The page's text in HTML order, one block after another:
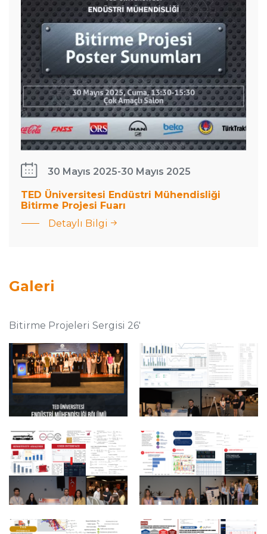
30 Mayıs 2025-30 Mayıs 2025
TED Üniversitesi Endüstri Mühendisliği
Bitirme Projesi Fuarı
Detaylı Bilgi
Galeri
Bitirme Projeleri Sergisi 26'